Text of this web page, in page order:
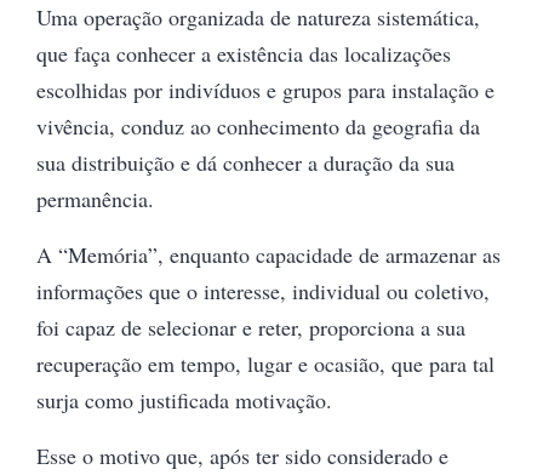
Uma operação organizada de natureza sistemática,
que faça conhecer a existência das localizações
escolhidas por indivíduos e grupos para instalação e
vivência, conduz ao conhecimento da geografia da
sua distribuição e dá conhecer a duração da sua
permanência.
A “Memória”, enquanto capacidade de armazenar as
informações que o interesse, individual ou coletivo,
foi capaz de selecionar e reter, proporciona a sua
recuperação em tempo, lugar e ocasião, que para tal
surja como justificada motivação.
Esse o motivo que, após ter sido considerado e